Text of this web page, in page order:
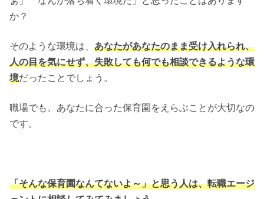
か？
そのような環境は、 あなたがあなたのまま受け入れられ、
人の目を気にせず、失敗しても何でも相談できるような環
境だったことでしょう。
職場でも、あなたに合った保育園をえらぶことが大切なの
です。
「そんな保育園なんてないよ～」と思う人は、転職エージ